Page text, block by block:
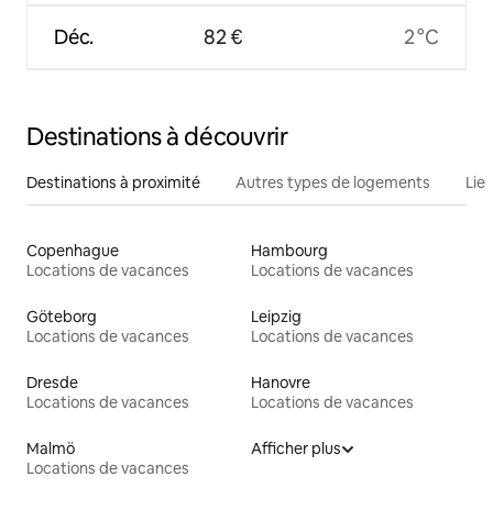
Déc. 82 € 2 °C
Destinations à découvrir
Destinations à proximité Autres types de logements
Copenhague
Locations de vacances
Hambourg
Locations de vacances
Göteborg
Locations de vacances
Leipzig
Locations de vacances
Dresde
Locations de vacances
Hanovre
Locations de vacances
Malmö
Locations de vacances
Afficher plus